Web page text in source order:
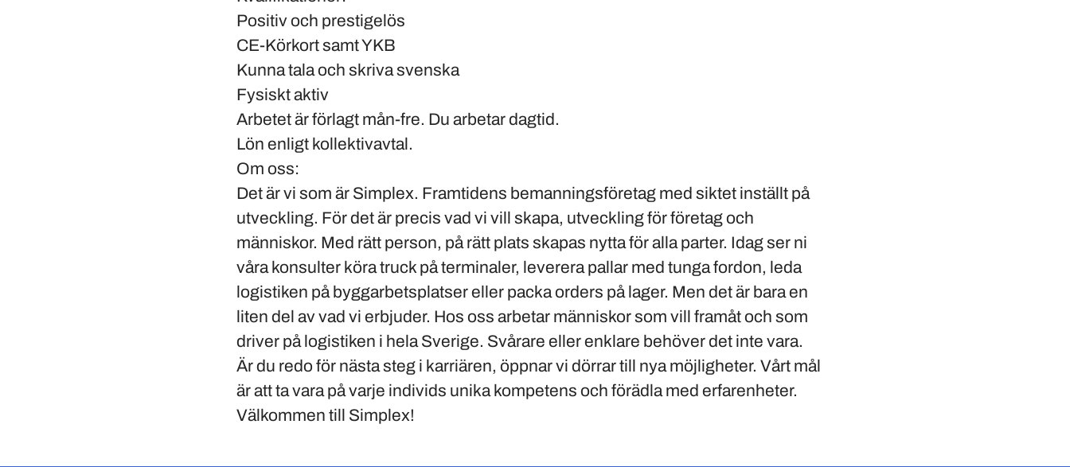
Positiv och prestigelös
CE-Körkort samt YKB
Kunna tala och skriva svenska
Fysiskt aktiv
Arbetet är förlagt mån-fre. Du arbetar dagtid.
Lön enligt kollektivavtal.
Om oss:
Det är vi som är Simplex. Framtidens bemanningsföretag med siktet inställt på
utveckling. För det är precis vad vi vill skapa, utveckling för företag och
människor. Med rätt person, på rätt plats skapas nytta för alla parter. Idag ser ni
våra konsulter köra truck på terminaler, leverera pallar med tunga fordon, leda
logistiken på byggarbetsplatser eller packa orders på lager. Men det är bara en
liten del av vad vi erbjuder. Hos oss arbetar människor som vill framåt och som
driver på logistiken i hela Sverige. Svårare eller enklare behöver det inte vara.
Är du redo för nästa steg i karriären, öppnar vi dörrar till nya möjligheter. Vårt mål
är att ta vara på varje individs unika kompetens och förädla med erfarenheter.
Välkommen till Simplex!